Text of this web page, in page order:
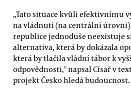
„Tato situace kvůli efektivnímu
na vládnutí (na centrální úrovni)
republice jednoduše neexistuje
alternativa, která by dokázala
která by tlačila vládní tábor k
odpovědnosti," napsal Císař v
projekt Česko hledá budoucnost.